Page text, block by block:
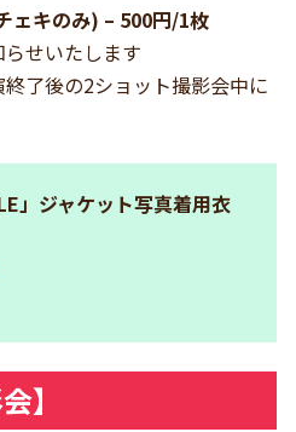
ェキのみ) – 500円/1枚
せいたします
了後の2ショット撮影会中に
」ジャケット写真着用衣
】